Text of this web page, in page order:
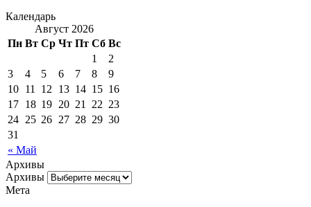
Календарь
Август 2026
Пн Вт Ср Чт Пт Сб Вс
« Май
1
2
3
4 5 6 7 8
9
10 11 12 13 14 15 16
17 18 19 20 21 22 23
24 25 26 27 28 29 30
31
Архивы
Архивы
Мета